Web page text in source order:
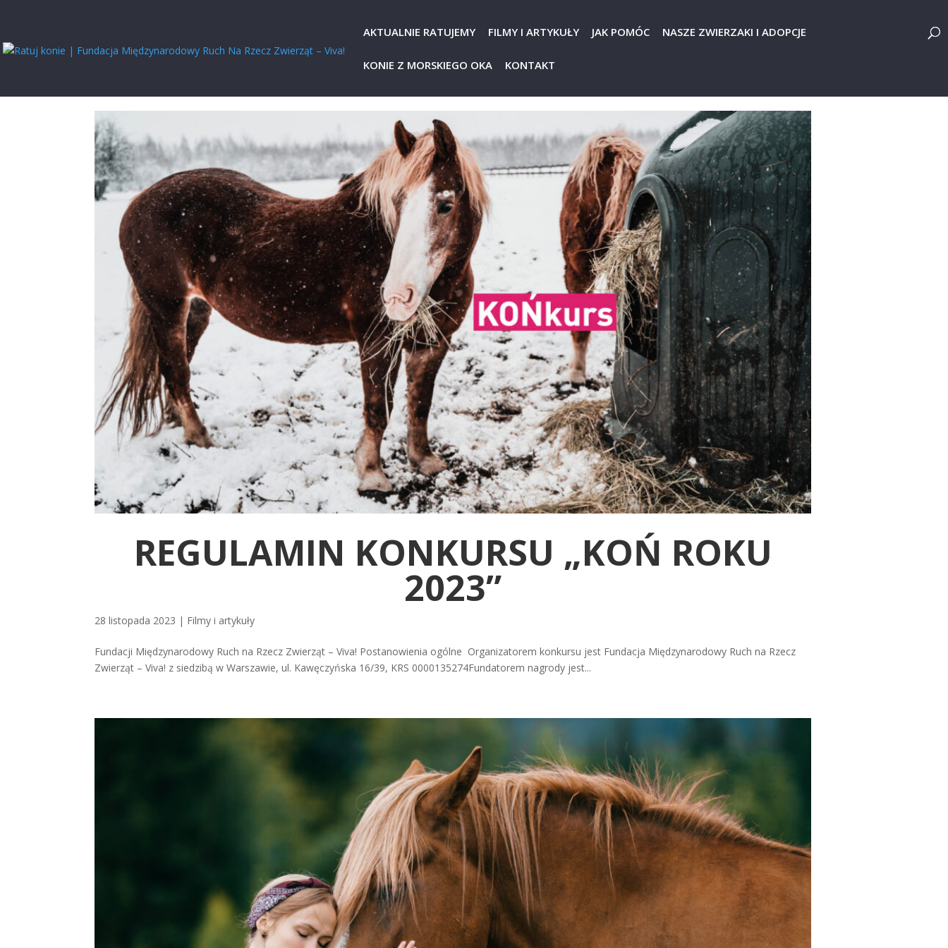
AKTUALNIE RATUJEMY FILMY I ARTYKUŁY JAK POMÓC NASZE ZWIERZAKI I ADOPCJE
KONIE Z MORSKIEGO OKA KONTAKT
REGULAMIN KONKURSU „KOŃ ROKU
2023”
28 listopada 2023 | Filmy i artykuły
Fundacji Międzynarodowy Ruch na Rzecz Zwierząt – Viva! Postanowienia ogólne Organizatorem konkursu jest Fundacja Międzynarodowy Ruch na Rzecz
Zwierząt – Viva! z siedzibą w Warszawie, ul. Kawęczyńska 16/39, KRS 0000135274Fundatorem nagrody jest...